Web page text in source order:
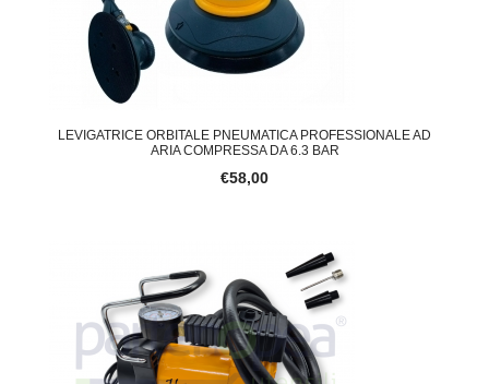
LEVIGATRICE ORBITALE PNEUMATICA PROFESSIONALE AD
ARIA COMPRESSA DA 6.3 BAR
€58,00